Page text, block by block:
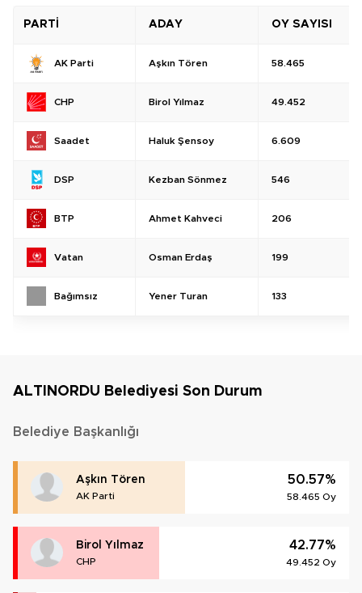
PARTİ ADAY OY SAYISI
AK Parti Aşkın Tören 58.465
CHP Birol Yılmaz 49.452
Saadet Haluk Şensoy 6.609
DSP Kezban Sönmez 546
BTP Ahmet Kahveci 206
Vatan Osman Erdaş 199
Bağımsız Yener Turan 133
ALTINORDU Belediyesi Son Durum
Belediye Başkanlığı
Aşkın Tören
AK Parti
50.57%
58.465 Oy
Birol Yılmaz
CHP
42.77%
49.452 Oy